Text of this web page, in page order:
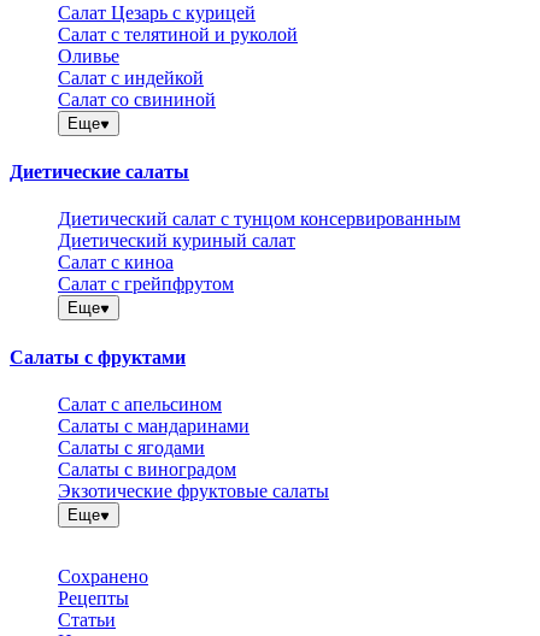
Салат Цезарь с курицей
Салат с телятиной и руколой
Оливье
Салат с индейкой
Салат со свининой
Еще
Диетические салаты
Диетический салат с тунцом консервированным
Диетический куриный салат
Салат с киноа
Салат с грейпфрутом
Еще
Салаты с фруктами
Салат с апельсином
Салаты с мандаринами
Салаты с ягодами
Салаты с виноградом
Экзотические фруктовые салаты
Еще
Сохранено
Рецепты
Статьи